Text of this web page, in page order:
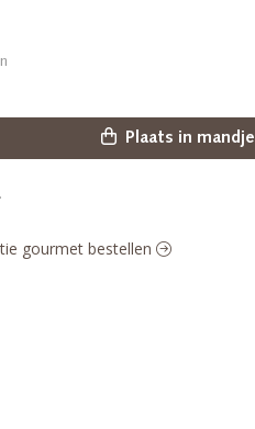
Plaats in mandje
gourmet bestellen